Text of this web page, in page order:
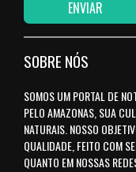
SOBRE NÓS
SOMOS UM PORTAL DE
PELO AMAZONAS, SUA
NATURAIS. NOSSO
QUALIDADE, FEITO COM
QUANTO EM NOSSAS